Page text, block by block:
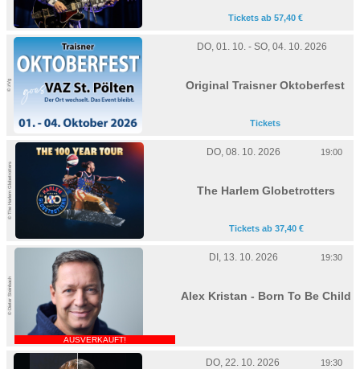
Tickets ab 57,40 €
© zVg
DO, 01. 10. - SO, 04. 10. 2026
Original Traisner Oktoberfest
Tickets
© The Harlem Globetrotters
DO, 08. 10. 2026 19:00
The Harlem Globetrotters
Tickets ab 37,40 €
© Dieter Steinbach
AUSVERKAUFT!
DI, 13. 10. 2026 19:30
Alex Kristan - Born To Be Child
DO, 22. 10. 2026 19:30